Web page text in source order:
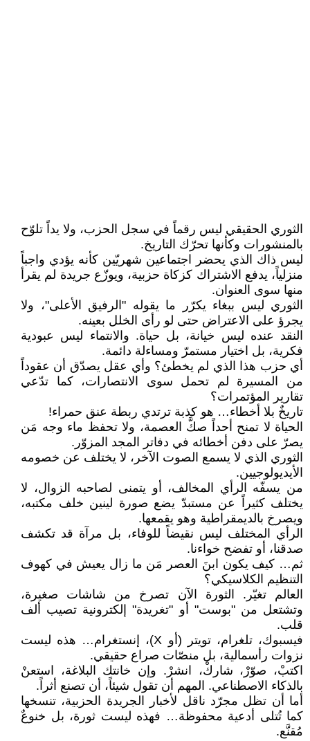
الثوري الحقيقي ليس رقماً في سجل الحزب، ولا يداً تلوّح
بالمنشورات وكأنها تحرّك التاريخ.
ليس ذاك الذي يحضر اجتماعين شهريّين كأنه يؤدي واجباً
منزلياً، يدفع الاشتراك كزكاة حزبية، ويوزّع جريدة لم يقرأ
منها سوى العنوان.
الثوري ليس ببغاء يكرّر ما يقوله "الرفيق الأعلى"، ولا
يجرؤ على الاعتراض حتى لو رأى الخلل بعينه.
النقد عنده ليس خيانة، بل حياة. والانتماء ليس عبودية
فكرية، بل اختيار مستمرّ ومساءلة دائمة.
أي حزب هذا الذي لم يخطئ؟ وأي عقل يصدّق أن عقوداً
من المسيرة لم تحمل سوى الانتصارات، كما تدّعي
تقارير المؤتمرات؟
تاريخٌ بلا أخطاء… هو كذبة ترتدي ربطة عنق حمراء!
الحياة لا تمنح أحداً صكَّ العصمة، ولا تحفظ ماء وجه مَن
يصرّ على دفن أخطائه في دفاتر المجد المزوّر.
الثوري الذي لا يسمع الصوت الآخر، لا يختلف عن خصومه
الأيديولوجيين.
من يسفّه الرأي المخالف، أو يتمنى لصاحبه الزوال، لا
يختلف كثيراً عن مستبدّ يضع صورة لينين خلف مكتبه،
ويصرخ بالديمقراطية وهو يقمعها.
الرأي المختلف ليس نقيضاً للوفاء، بل مرآة قد تكشف
صدقنا، أو تفضح خواءنا.
ثم… كيف يكون ابنَ العصر مَن ما زال يعيش في كهوف
التنظيم الكلاسيكي؟
العالم تغيّر. الثورة الآن تصرخ من شاشات صغيرة،
وتشتعل من "بوست" أو "تغريدة" إلكترونية تصيب ألف
قلب.
فيسبوك، تلغرام، تويتر (أو X)، إنستغرام… هذه ليست
نزوات رأسمالية، بل منصّات صراع حقيقي.
اكتبْ، صوّرْ، شاركْ، انشرْ. وإن خانتك البلاغة، استعنْ
بالذكاء الاصطناعي. المهم أن تقول شيئاً، أن تصنع أثراً.
أما أن تظل مجرّد ناقل لأخبار الجريدة الحزبية، تنسخها
كما تُتلى أدعية محفوظة… فهذه ليست ثورة، بل خنوعٌ
مُقنَّع.